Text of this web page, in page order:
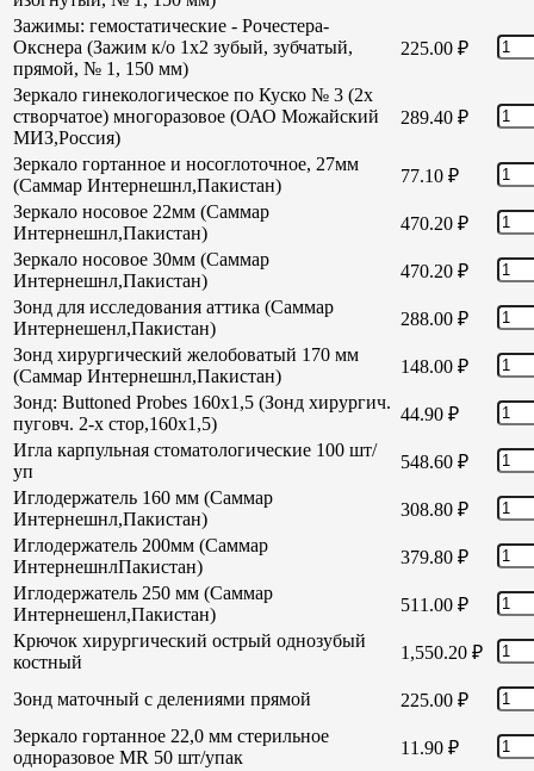
Зажимы: гемостатические - Рочестера-
Окснера (Зажим к/о 1х2 зубый, зубчатый,
прямой, № 1, 150 мм)
225.00 ₽
Зеркало гинекологическое по Куско № 3 (2х
створчатое) многоразовое (ОАО Можайский
МИЗ,Россия)
289.40 ₽
Зеркало гортанное и носоглоточное, 27мм
(Саммар Интернешнл,Пакистан)
77.10 ₽
Зеркало носовое 22мм (Саммар
Интернешнл,Пакистан)
470.20 ₽
Зеркало носовое 30мм (Саммар
Интернешнл,Пакистан)
470.20 ₽
Зонд для исследования аттика (Саммар
Интернешенл,Пакистан)
288.00 ₽
Зонд хирургический желобоватый 170 мм
(Саммар Интернешнл,Пакистан)
148.00 ₽
Зонд: Buttoned Probes 160х1,5 (Зонд хирургич.
пуговч. 2-х стор,160х1,5)
44.90 ₽
Игла карпульная стоматологические 100 шт/
уп
548.60 ₽
Иглодержатель 160 мм (Саммар
Интернешнл,Пакистан)
308.80 ₽
Иглодержатель 200мм (Саммар
ИнтернешнлПакистан)
379.80 ₽
Иглодержатель 250 мм (Саммар
Интернешенл,Пакистан)
511.00 ₽
Крючок хирургический острый однозубый
костный
1,550.20 ₽
Зонд маточный с делениями прямой 225.00 ₽
Зеркало гортанное 22,0 мм стерильное
одноразовое MR 50 шт/упак
11.90 ₽